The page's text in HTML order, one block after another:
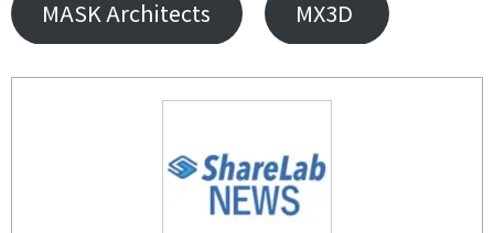
MASK Architects MX3D